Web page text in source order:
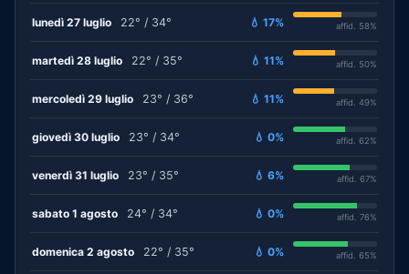
lunedì 27 luglio 22° / 34° 💧 17% affid. 58%
martedì 28 luglio 22° / 35° 💧 11% affid. 50%
mercoledì 29 luglio 23° / 36° 💧 11% affid. 49%
giovedì 30 luglio 23° / 34° 💧 0% affid. 62%
venerdì 31 luglio 23° / 35° 💧 6% affid. 67%
sabato 1 agosto 24° / 34° 💧 0% affid. 76%
domenica 2 agosto 22° / 35° 💧 0% affid. 65%